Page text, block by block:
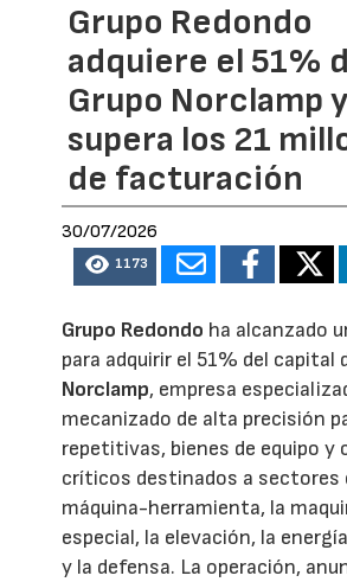
Grupo Redondo
adquiere el 51%
Grupo Norclamp y
supera los 21
de facturación
30/07/2026
1173
Grupo Redondo ha alcanzado
para adquirir el 51% del capital
Norclamp, empresa
mecanizado de alta precisión
repetitivas, bienes de equipo y
críticos destinados a sectores
máquina-herramienta, la
especial, la elevación, la
y la defensa. La operación,